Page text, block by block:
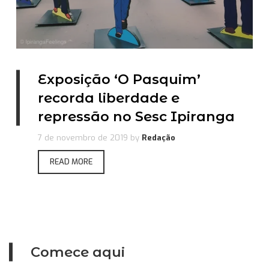
Comece aqui
Exposição ‘O Pasquim’
recorda liberdade e
repressão no Sesc Ipiranga
7 de novembro de 2019 by Redação
READ MORE